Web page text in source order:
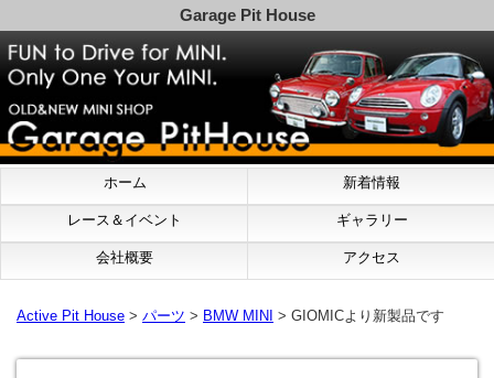
Garage Pit House
ホーム 新着情報
レース＆イベント ギャラリー
会社概要 アクセス
Active Pit House > パーツ > BMW MINI > GIOMICより新製品です